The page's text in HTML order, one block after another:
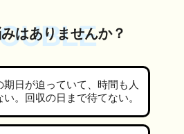
はありませんか？
期日が迫っていて、時間も人
。回収の日まで待てない。